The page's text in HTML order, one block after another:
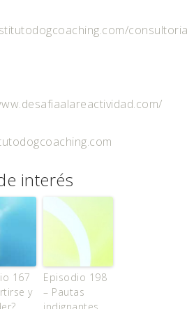
interés
167
y
Episodio 198
– Pautas